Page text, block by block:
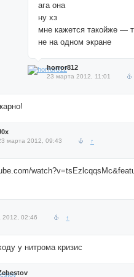
ага она
ну хз
мне кажется такойже —
не на одном экране
horror812
23 марта 2012, 11:01
марта 2012, 09:43 ↑
2012, 02:46 ↑
у нитрома кризис